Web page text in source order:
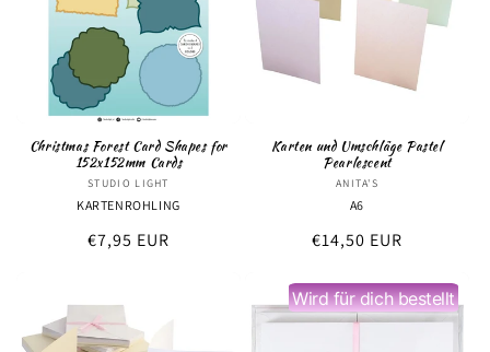
Christmas Forest Card Shapes for
152x152mm Cards
Anbieter:
STUDIO LIGHT
KARTENROHLING
Normaler
€7,95 EUR
Karten und Umschläge Pastel
Pearlescent
Anbieter:
ANITA'S
A6
Normaler
€14,50 EUR
Wird für dich bestellt